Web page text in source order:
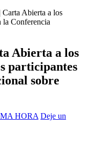
Abierta a los
la Conferencia
Abierta a los
participantes
sobre
HORA Deje un